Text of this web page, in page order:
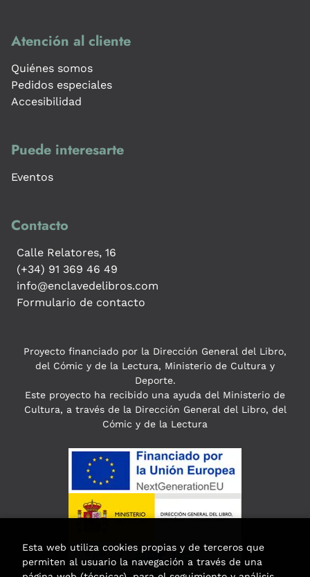
Atención al cliente
Quiénes somos
Pedidos especiales
Accesibilidad
Puede interesarte
Eventos
Contacto
Calle Relatores, 16
(+34) 91 369 46 49
info@enclavedelibros.com
Formulario de contacto
Proyecto financiado por la Dirección General del Libro,
del Cómic y de la Lectura, Ministerio de Cultura y
Deporte.
Este proyecto ha recibido una ayuda del Ministerio de
Cultura, a través de la Dirección General del Libro, del
Cómic y de la Lectura
Esta web utiliza cookies propias y de terceros que
permiten al usuario la navegación a través de una